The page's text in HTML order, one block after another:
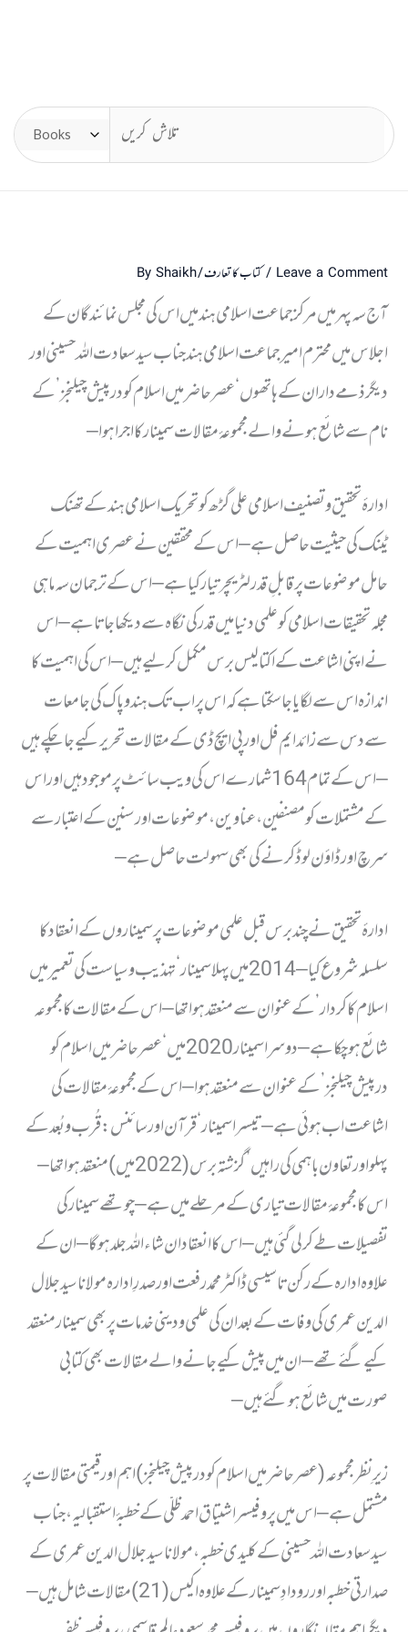
Leave a Comment
/کتاب کا تعارف/ By
Shaikh
آج سہ پہر میں مرکز جماعت اسلامی ہند میں اس کی مجلس نمائندگان کے
اجلاس میں محترم امیر جماعت اسلامی ہند جناب سید سعادت اللہ حسینی اور
دیگر ذمے داران کے ہاتھوں ‘عصر حاضر میں اسلام کو درپیش چیلنجز’ کے
نام سے شائع ہونے والے مجموعۂ مقالات سمینار کا اجرا ہوا –
ادارۂ تحقیق و تصنیف اسلامی علی گڑھ کو تحریک اسلامی ہند کے تھنک
ٹینک کی حیثیت حاصل ہے – اس کے محققین نے عصری اہمیت کے
حامل موضوعات پر قابلِ قدر لٹریچر تیار کیا ہے – اس کے ترجمان سہ ماہی
مجلہ تحقیقات اسلامی کو علمی دنیا میں قدر کی نگاہ سے دیکھا جاتا ہے – اس
نے اپنی اشاعت کے اکتالیس برس مکمل کرلیے ہیں – اس کی اہمیت کا
اندازہ اس سے لگایا جا سکتا ہے کہ اس پر اب تک ہند و پاک کی جامعات
سے دس سے زائد ایم فل اور پی ایچ ڈی کے مقالات تحریر کیے جاچکے ہیں
– اس کے تمام 164 شمارے اس کی ویب سائٹ پر موجود ہیں اور اس
کے مشتملات کو مصنفین ، عناوین ، موضوعات اور سنین کے اعتبار سے
سرچ اور ڈاؤن لوڈ کرنے کی بھی سہولت حاصل ہے –
ادارۂ تحقیق نے چند برس قبل علمی موضوعات پر سمیناروں کے انعقاد کا
سلسلہ شروع کیا – 2014 میں پہلا سمینار ‘تہذیب و سیاست کی تعمیر میں
اسلام کا کردار’ کے عنوان سے منعقد ہوا تھا – اس کے مقالات کا مجموعہ
شائع ہوچکا ہے – دوسرا سمینار 2020 میں ‘عصر حاضر میں اسلام کو
درپیش چیلنجز’ کے عنوان سے منعقد ہوا – اس کے مجموعۂ مقالات کی
اشاعت اب ہوئی ہے – تیسرا سمینار ‘قرآن اور سائنس : قُرب و بُعد کے
پہلو اور تعاون باہمی کی راہیں’ گزشتہ برس (2022 میں) منعقد ہوا تھا –
اس کا مجموعۂ مقالات تیاری کے مرحلے میں ہے – چوتھے سمینار کی
تفصیلات طے کرلی گئی ہیں – اس کا انعقاد ان شاء اللہ جلد ہوگا – ان کے
علاوہ ادارہ کے رکن تاسیسی ڈاکٹر محمد رفعت اور صدرِ ادارہ مولانا سید جلال
الدین عمری کی وفات کے بعد ان کی علمی و دینی خدمات پر بھی سمینار منعقد
کیے گئے تھے – ان میں پیش کیے جانے والے مقالات بھی کتابی
صورت میں شائع ہوگئے ہیں –
زیرِ نظر مجموعہ (عصر حاضر میں اسلام کو درپیش چیلنجز) اہم اور قیمتی مقالات پر
مشتمل ہے – اس میں پروفیسر اشتیاق احمد ظلّی کے خطبۂ استقبالیہ ، جناب
سید سعادت اللہ حسینی کے کلیدی خطبہ ، مولانا سید جلال الدین عمری کے
صدارتی خطبہ اور رودادِ سمینار کے علاوہ اکیس (21) مقالات شامل ہیں –